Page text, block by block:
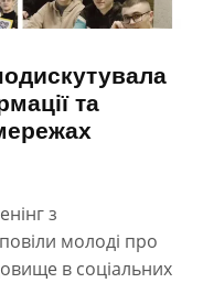
та
з
молоді про
в соціальних